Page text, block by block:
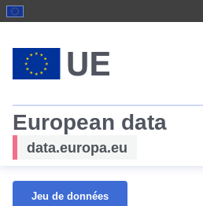
European data
data.europa.eu
Jeu de données